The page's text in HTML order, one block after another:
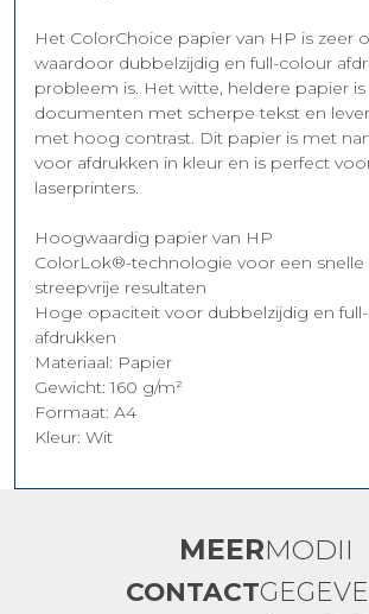
Het ColorChoice papier van HP is zeer
waardoor dubbelzijdig en full-colour
probleem is. Het witte, heldere papier
documenten met scherpe tekst en
met hoog contrast. Dit papier is met
voor afdrukken in kleur en is perfect
laserprinters.
Hoogwaardig papier van HP
ColorLok®-technologie voor een
streepvrije resultaten
Hoge opaciteit voor dubbelzijdig en
afdrukken
Materiaal: Papier
Gewicht: 160 g/m²
Formaat: A4
Kleur: Wit
MEERMODII
CONTACT